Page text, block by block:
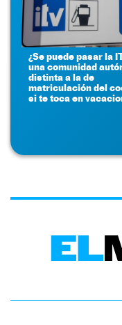
¿Se puede pasar la
una comunidad
distinta a la de
matriculación del
si te toca en